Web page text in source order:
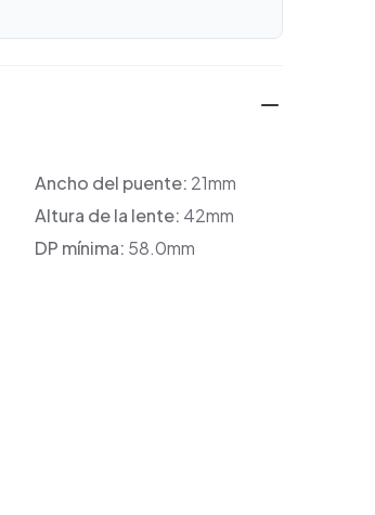
Ancho del puente: 21mm
Altura de la lente: 42mm
DP mínima: 58.0mm